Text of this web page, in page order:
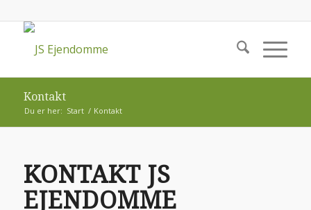
Kontakt
Du er her: Start / Kontakt
KONTAKT JS
EJENDOMME